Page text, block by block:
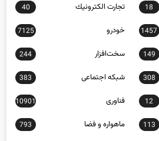
18 تجارت الكترونيك 40
1457 خودرو 7125
149 سخت‌افزار 244
308 شبكه اجتماعی 383
12 فناوری 10901
113 ماهواره و فضا 793